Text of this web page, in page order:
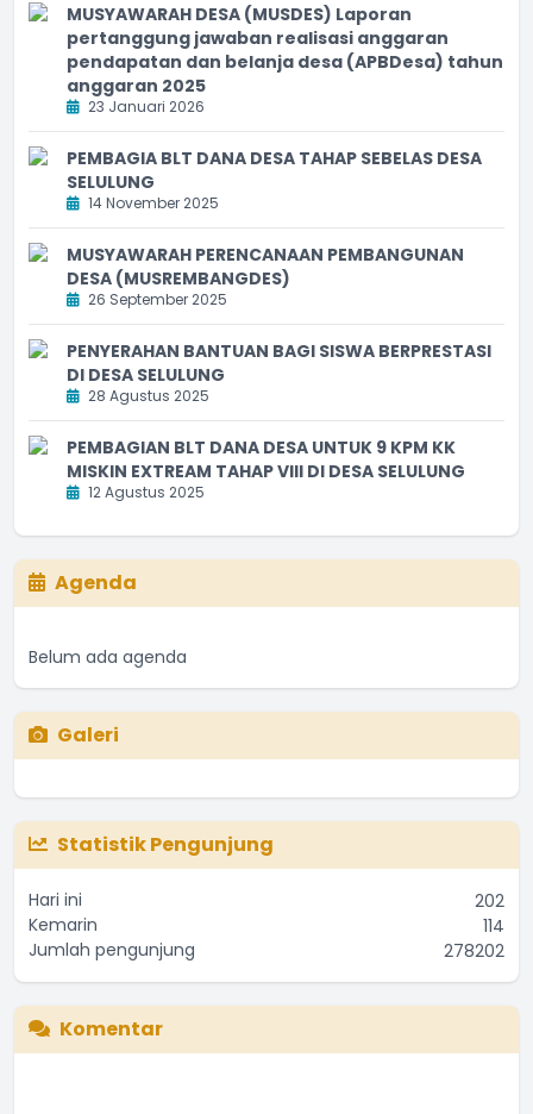
MUSYAWARAH DESA (MUSDES) Laporan
pertanggung jawaban realisasi anggaran
pendapatan dan belanja desa (APBDesa) tahun
anggaran 2025
23 Januari 2026
PEMBAGIA BLT DANA DESA TAHAP SEBELAS DESA
SELULUNG
14 November 2025
MUSYAWARAH PERENCANAAN PEMBANGUNAN
DESA (MUSREMBANGDES)
26 September 2025
PENYERAHAN BANTUAN BAGI SISWA BERPRESTASI
DI DESA SELULUNG
28 Agustus 2025
PEMBAGIAN BLT DANA DESA UNTUK 9 KPM KK
MISKIN EXTREAM TAHAP VIII DI DESA SELULUNG
12 Agustus 2025
Agenda
Belum ada agenda
Galeri
Statistik Pengunjung
Hari ini
202
Kemarin
114
Jumlah pengunjung
278202
Komentar